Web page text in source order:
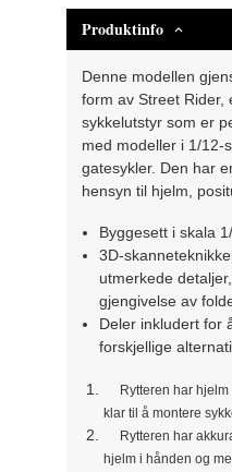
Produktinfo
Denne modellen
form av Street Rider,
sykkelutstyr som er
med modeller i 1/12-
gatesykler. Den har
hensyn til hjelm,
Byggesett i skala
3D-
utmerkede
gjengivelse av
Deler inkludert for
forskjellige
Rytteren har hjelm
klar til å montere
Rytteren har
hjelm i hånden og